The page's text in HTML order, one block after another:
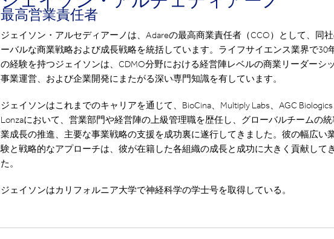
最高営業責任者
ジェイソン・アルセディアーノは、Adareの最高商業責任者（CCO）として、同
ーバルな商業戦略および成長戦略を統括しています。ライフサイエンス業界で30
の経験を持つジェイソンは、CDMO分野における経営陣レベルの商業リーダーシッ
事業運営、および企業開発にまたがる深い専門知識を有しています。
ジェイソンはこれまでのキャリアを通じて、BioCina、Multiply Labs、AGC Biologics
Lonzaにおいて、営業部門や経営陣の上級管理職を歴任し、グローバルチームの
業成長の推進、主要な事業戦略の支援を成功裏に遂行してきました。彼の幅広い
験と戦略的なアプローチは、彼が在籍した各組織の成長と成功に大きく貢献して
た。
ジェイソンはカリフォルニア大学で神経科学の学士号を取得している。